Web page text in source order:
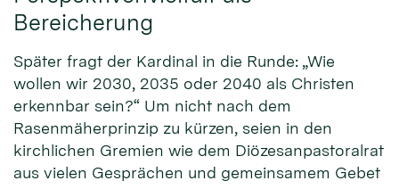
Bereicherung
Später fragt der Kardinal in die Runde: „Wie
wollen wir 2030, 2035 oder 2040 als Christen
erkennbar sein?“ Um nicht nach dem
Rasenmäherprinzip zu kürzen, seien in den
kirchlichen Gremien wie dem Diözesanpastoralrat
aus vielen Gesprächen und gemeinsamem Gebet